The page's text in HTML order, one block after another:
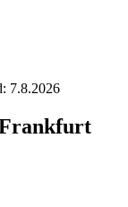
7.8.2026